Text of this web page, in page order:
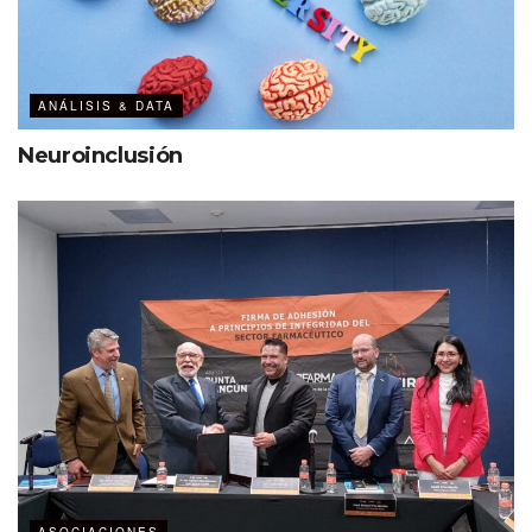
convenciones y prensa especializada.
Fernando Famanía, presidente de PCMA México.
ANÁLISIS & DATA
Neuroinclusión